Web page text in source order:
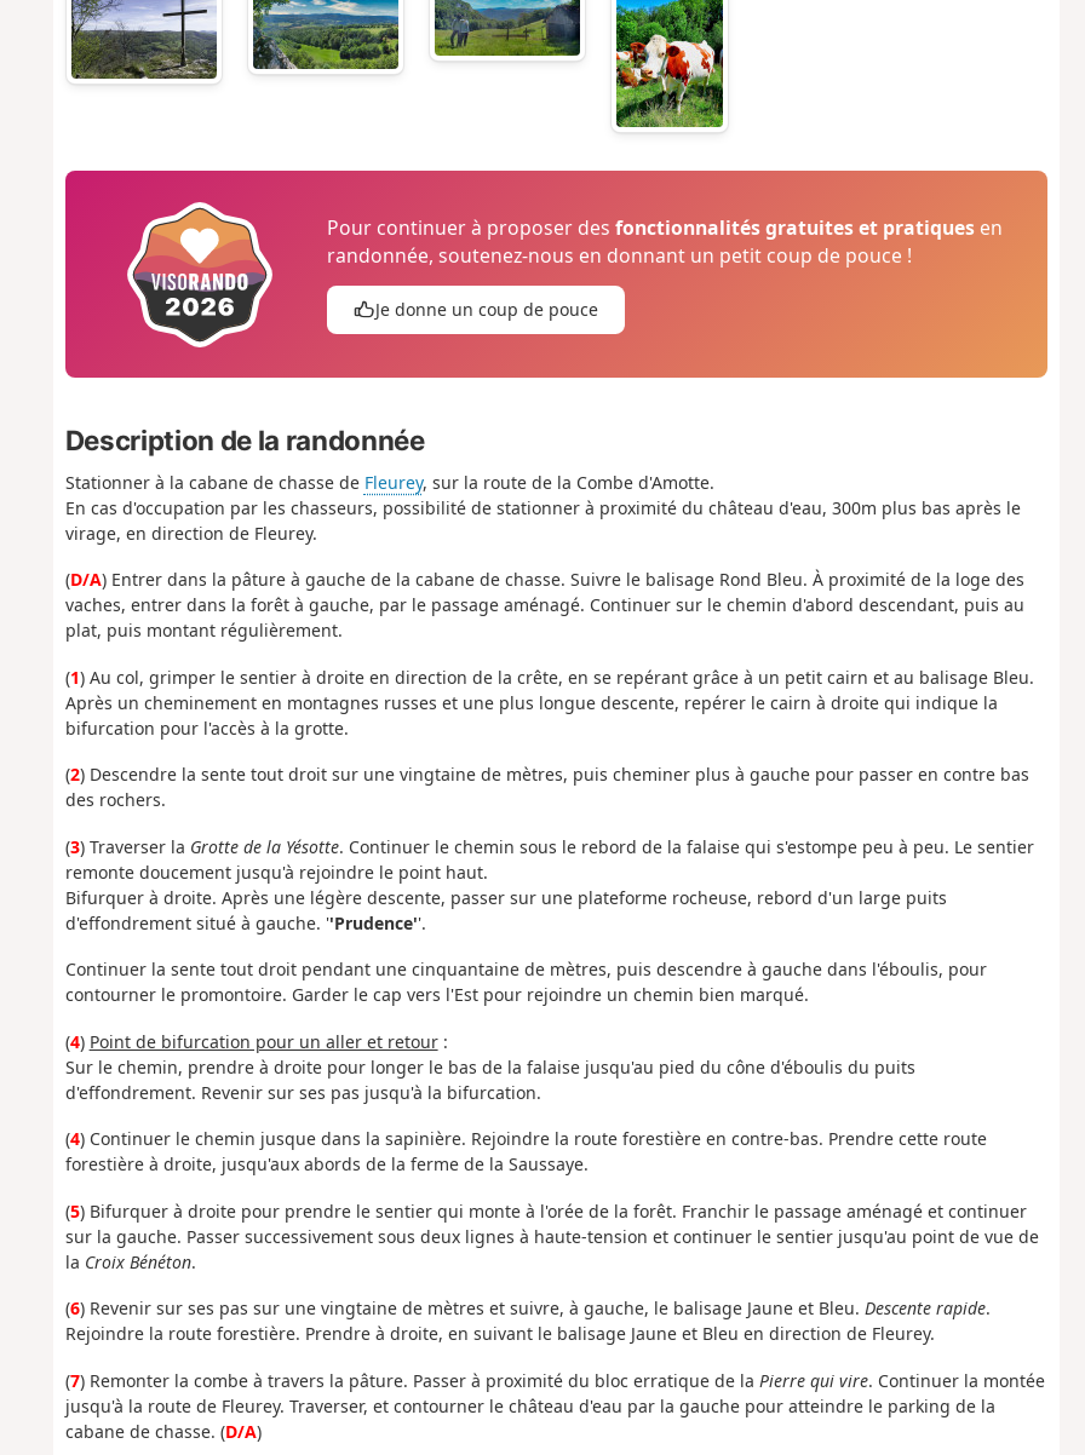
Pour continuer à proposer desfonctionnalités gratuites et pratiques en
randonnée, soutenez-nous en donnant un petit coup de pouce !
Je donne un coup de pouce
Description de la randonnée
Stationner à la cabane de chasse de Fleurey, sur la route de la Combe d'Amotte.
En cas d'occupation par les chasseurs, possibilité de stationner à proximité du château d'eau, 300m plus bas après le
virage, en direction de Fleurey.
(D/A) Entrer dans la pâture à gauche de la cabane de chasse. Suivre le balisage Rond Bleu. À proximité de la loge des
vaches, entrer dans la forêt à gauche, par le passage aménagé. Continuer sur le chemin d'abord descendant, puis au
plat, puis montant régulièrement.
(1) Au col, grimper le sentier à droite en direction de la crête, en se repérant grâce à un petit cairn et au balisage Bleu.
Après un cheminement en montagnes russes et une plus longue descente, repérer le cairn à droite qui indique la
bifurcation pour l'accès à la grotte.
(2) Descendre la sente tout droit sur une vingtaine de mètres, puis cheminer plus à gauche pour passer en contre bas
des rochers.
(3) Traverser la Grotte de la Yésotte. Continuer le chemin sous le rebord de la falaise qui s'estompe peu à peu. Le sentier
remonte doucement jusqu'à rejoindre le point haut.
Bifurquer à droite. Après une légère descente, passer sur une plateforme rocheuse, rebord d'un large puits
d'effondrement situé à gauche. ''Prudence''.
Continuer la sente tout droit pendant une cinquantaine de mètres, puis descendre à gauche dans l'éboulis, pour
contourner le promontoire. Garder le cap vers l'Est pour rejoindre un chemin bien marqué.
(4) Point de bifurcation pour un aller et retour:
Sur le chemin, prendre à droite pour longer le bas de la falaise jusqu'au pied du cône d'éboulis du puits
d'effondrement. Revenir sur ses pas jusqu'à la bifurcation.
(4) Continuer le chemin jusque dans la sapinière. Rejoindre la route forestière en contre-bas. Prendre cette route
forestière à droite, jusqu'aux abords de la ferme de la Saussaye.
(5) Bifurquer à droite pour prendre le sentier qui monte à l'orée de la forêt. Franchir le passage aménagé et continuer
sur la gauche. Passer successivement sous deux lignes à haute-tension et continuer le sentier jusqu'au point de vue de
la Croix Bénéton.
(6) Revenir sur ses pas sur une vingtaine de mètres et suivre, à gauche, le balisage Jaune et Bleu. Descente rapide.
Rejoindre la route forestière. Prendre à droite, en suivant le balisage Jaune et Bleu en direction de Fleurey.
(7) Remonter la combe à travers la pâture. Passer à proximité du bloc erratique de la Pierre qui vire. Continuer la montée
jusqu'à la route de Fleurey. Traverser, et contourner le château d'eau par la gauche pour atteindre le parking de la
cabane de chasse. (D/A)